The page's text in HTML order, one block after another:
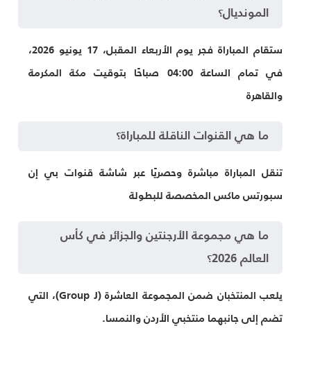
المونديال؟
ستقام المباراة فجر يوم الأربعاء المقبل، 17 يونيو 2026،
في تمام الساعة 04:00 صباحًا بتوقيت مكة المكرمة
والقاهرة
ما هي القنوات الناقلة للمباراة؟
تنقل المباراة مباشرة وحصريًا عبر شاشة قنوات بي إن
سبورتس ماكس المخصصة للبطولة
ما هي مجموعة الأرجنتين والجزائر في كأس
العالم 2026؟
يلعب المنتخبان ضمن المجموعة العاشرة (Group J)، التي
تضم إلى جانبهما منتخبي الأردن والنمسا.